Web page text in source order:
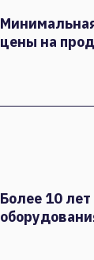
цены на
Более 10